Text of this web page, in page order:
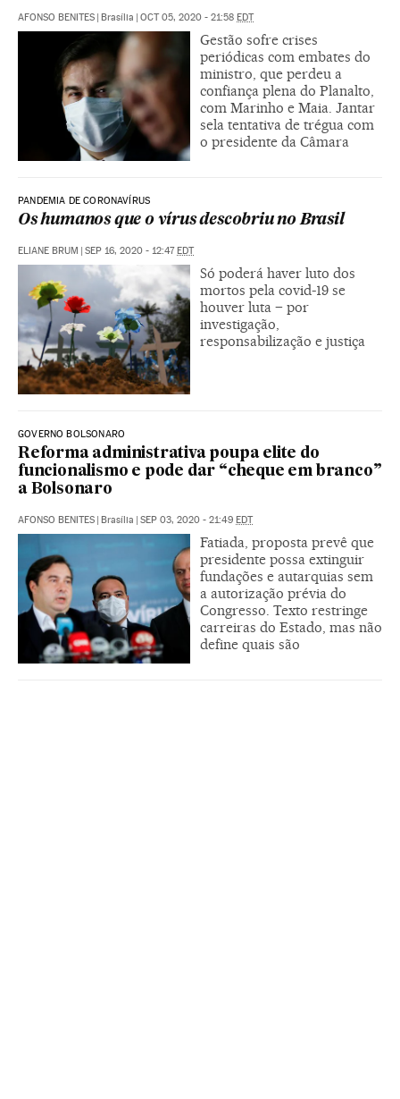
AFONSO BENITES | Brasília | OCT 05, 2020 - 21:58 EDT
Gestão sofre crises
periódicas com embates do
ministro, que perdeu a
confiança plena do Planalto,
com Marinho e Maia. Jantar
sela tentativa de trégua com
o presidente da Câmara
PANDEMIA DE CORONAVÍRUS
Os humanos que o vírus descobriu no Brasil
ELIANE BRUM | SEP 16, 2020 - 12:47EDT
Só poderá haver luto dos
mortos pela covid-19 se
houver luta – por
investigação,
responsabilização e justiça
GOVERNO BOLSONARO
Reforma administrativa poupa elite do
funcionalismo e pode dar “cheque em branco”
a Bolsonaro
AFONSO BENITES | Brasília | SEP 03, 2020 - 21:49 EDT
Fatiada, proposta prevê que
presidente possa extinguir
fundações e autarquias sem
a autorização prévia do
Congresso. Texto restringe
carreiras do Estado, mas não
define quais são